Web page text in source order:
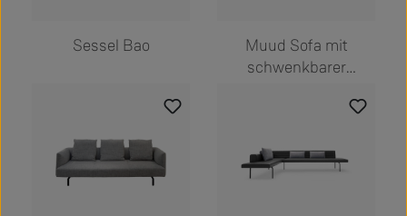
Sessel Bao
Muud Sofa mit
schwenkbarer